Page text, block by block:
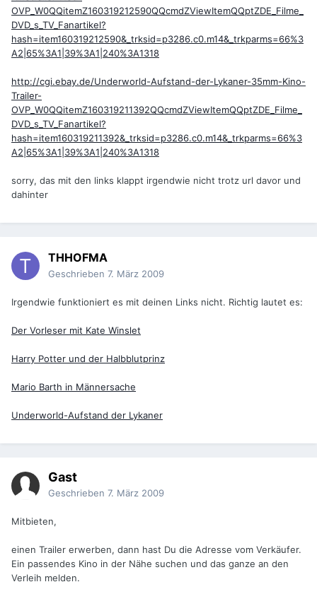
OVP_W0QQitemZ160319212590QQcmdZViewItemQQptZDE_Filme_
DVD_s_TV_Fanartikel?
hash=item160319212590&_trksid=p3286.c0.m14&_trkparms=66%3
A2|65%3A1|39%3A1|240%3A1318
http://cgi.ebay.de/Underworld-Aufstand-der-Lykaner-35mm-Kino-
Trailer-
OVP_W0QQitemZ160319211392QQcmdZViewItemQQptZDE_Filme_
DVD_s_TV_Fanartikel?
hash=item160319211392&_trksid=p3286.c0.m14&_trkparms=66%3
A2|65%3A1|39%3A1|240%3A1318
sorry, das mit den links klappt irgendwie nicht trotz url davor und
dahinter
THHOFMA
Geschrieben 7. März 2009
Irgendwie funktioniert es mit deinen Links nicht. Richtig lautet es:
Der Vorleser mit Kate Winslet
Harry Potter und der Halbblutprinz
Mario Barth in Männersache
Underworld-Aufstand der Lykaner
Gast
Geschrieben 7. März 2009
Mitbieten,
einen Trailer erwerben, dann hast Du die Adresse vom Verkäufer.
Ein passendes Kino in der Nähe suchen und das ganze an den
Verleih melden.